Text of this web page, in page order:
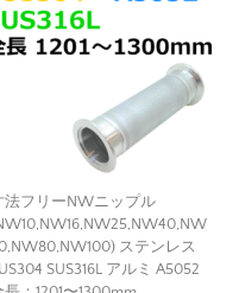
法フリーNWニップル
ステンレス
SUS316L アルミ A5052